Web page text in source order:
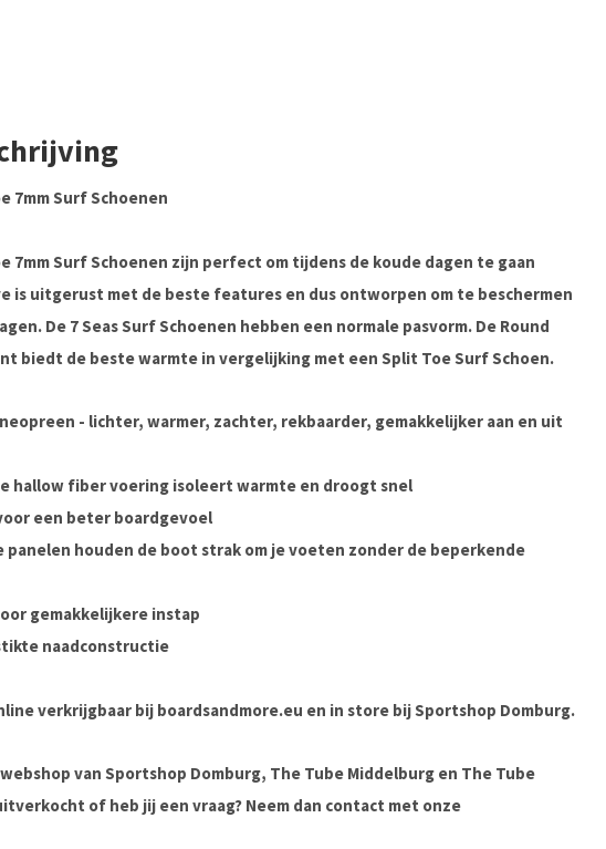
7mm Surf Schoenen
7mm Surf Schoenen zijn perfect om tijdens de koude dagen te gaan
is uitgerust met de beste features en dus ontworpen om te beschermen
De 7 Seas Surf Schoenen hebben een normale pasvorm. De Round
biedt de beste warmte in vergelijking met een Split Toe Surf Schoen.
- lichter, warmer, zachter, rekbaarder, gemakkelijker aan en uit
hallow fiber voering isoleert warmte en droogt snel
een beter boardgevoel
panelen houden de boot strak om je voeten zonder de beperkende
gemakkelijkere instap
naadconstructie
verkrijgbaar bij boardsandmore.eu en in store bij Sportshop Domburg.
van Sportshop Domburg, The Tube Middelburg en The Tube
of heb jij een vraag? Neem dan contact met onze